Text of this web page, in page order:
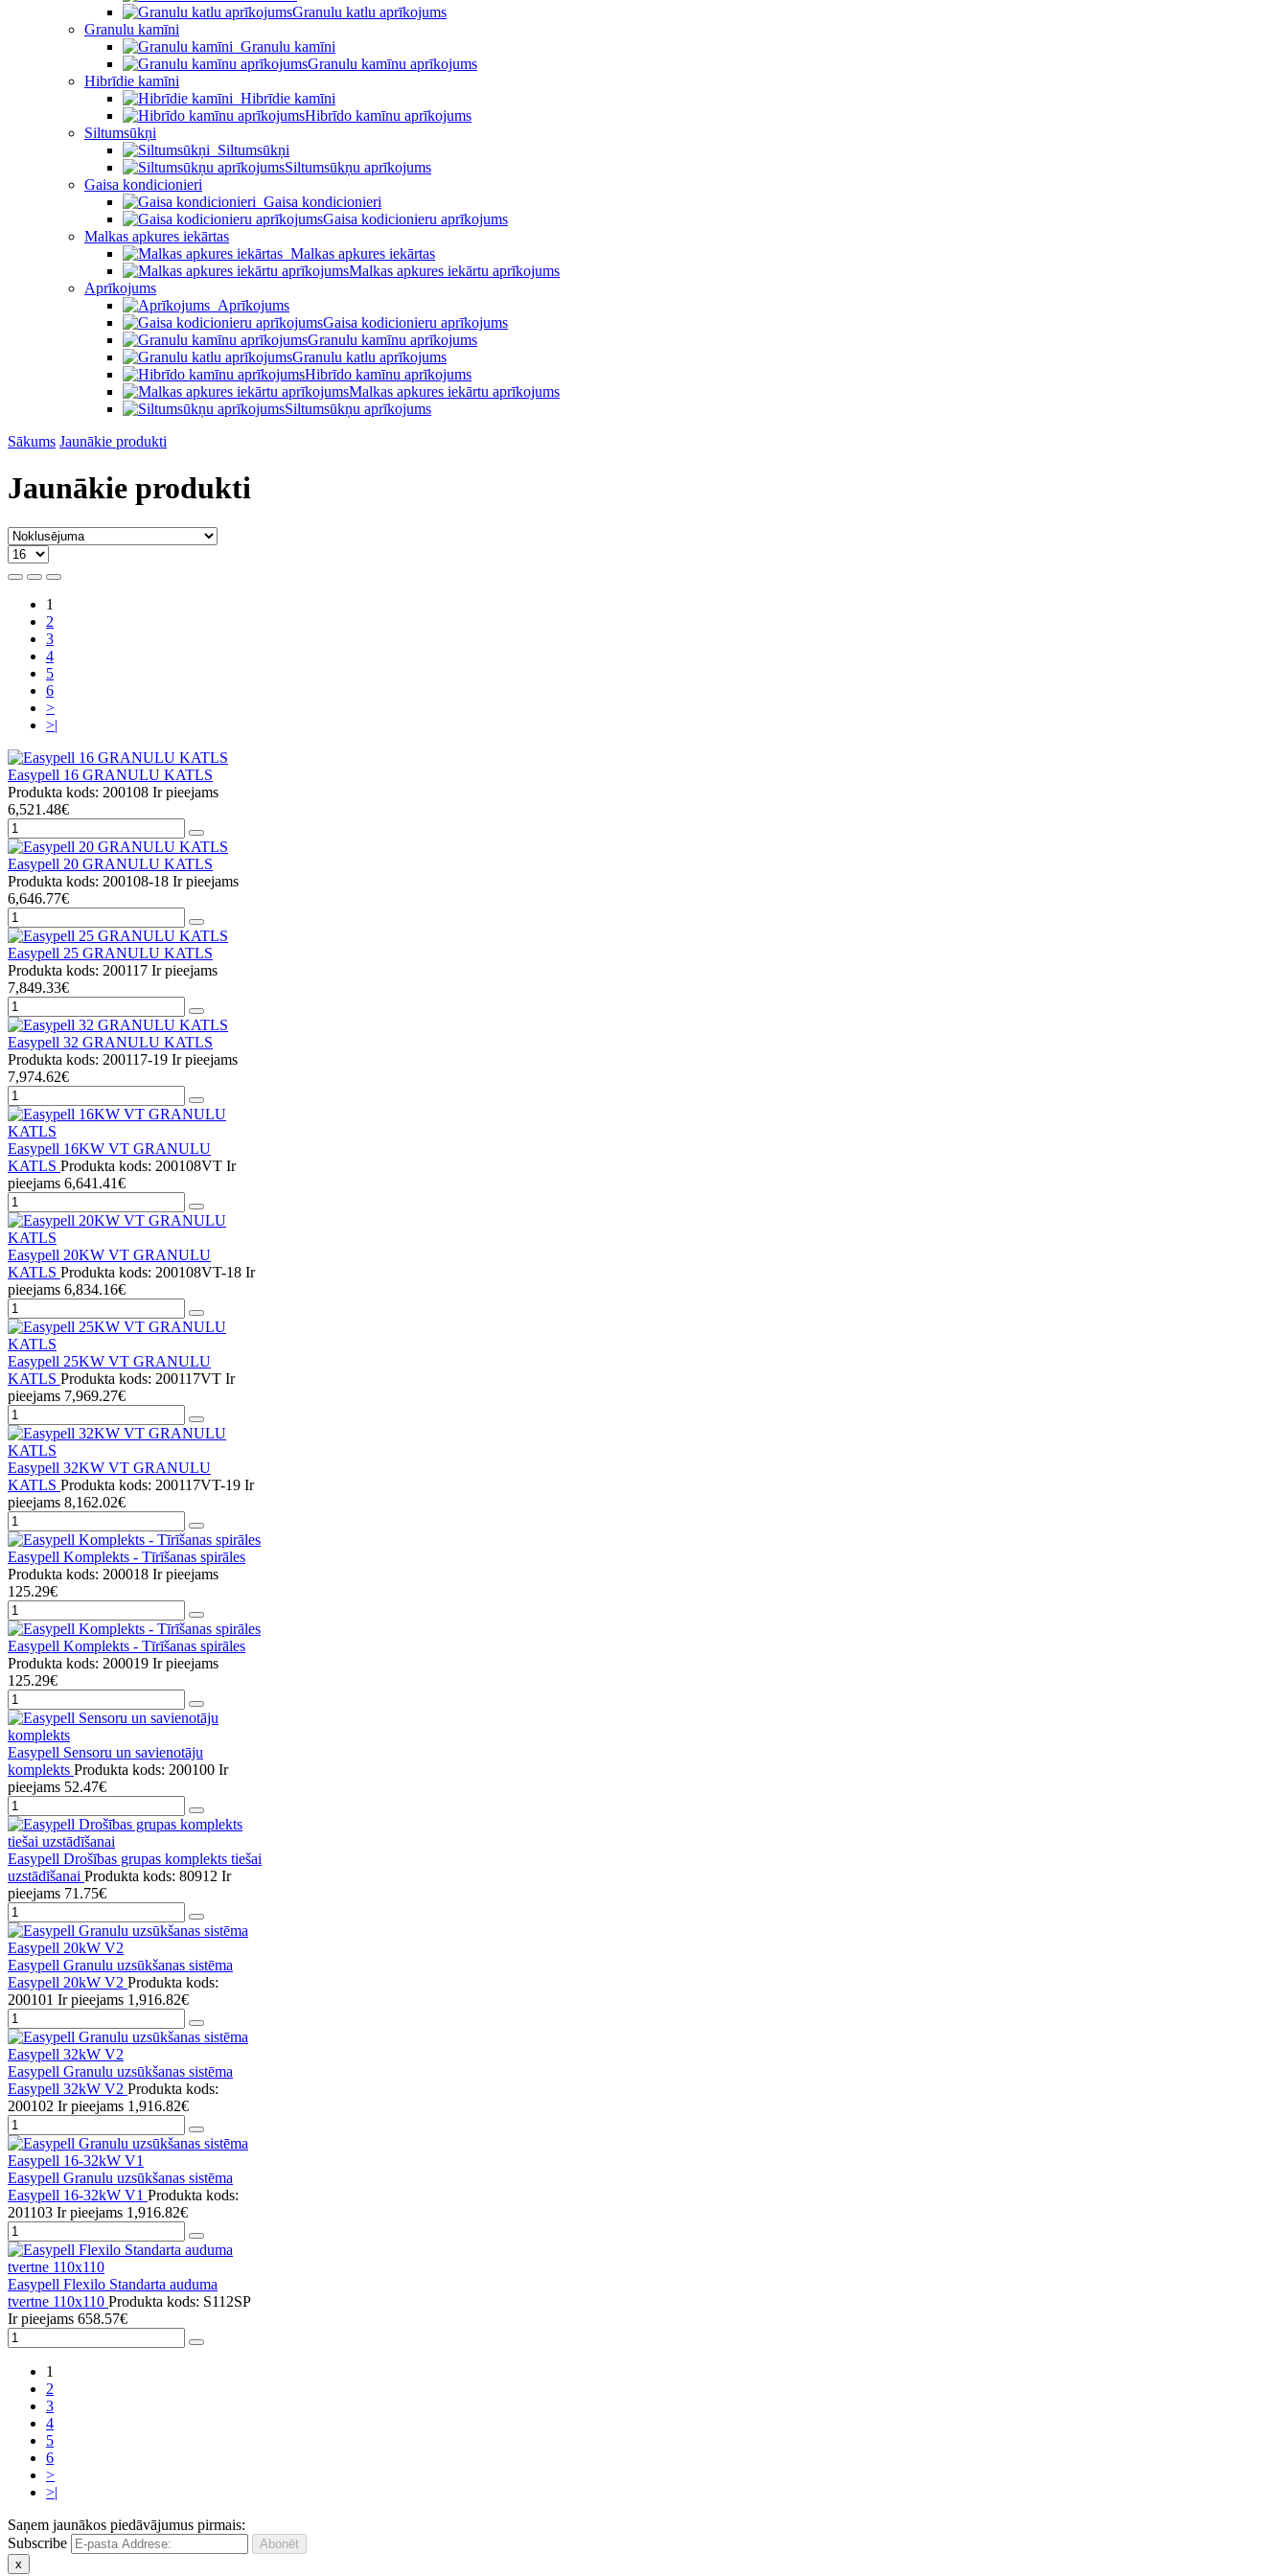
Granulu katlu aprīkojums
Granulu kamīni
Granulu kamīni
Granulu kamīnu aprīkojums
Hibrīdie kamīni
Hibrīdie kamīni
Hibrīdo kamīnu aprīkojums
Siltumsūkņi
Siltumsūkņi
Siltumsūkņu aprīkojums
Gaisa kondicionieri
Gaisa kondicionieri
Gaisa kodicionieru aprīkojums
Malkas apkures iekārtas
Malkas apkures iekārtas
Malkas apkures iekārtu aprīkojums
Aprīkojums
Aprīkojums
Gaisa kodicionieru aprīkojums
Granulu kamīnu aprīkojums
Granulu katlu aprīkojums
Hibrīdo kamīnu aprīkojums
Malkas apkures iekārtu aprīkojums
Siltumsūkņu aprīkojums
Sākums Jaunākie produkti
Jaunākie produkti
1
2
3
4
5
6
>
>|
Easypell 16 GRANULU KATLS
Produkta kods: 200108 Ir pieejams
6,521.48€
Easypell 20 GRANULU KATLS
Produkta kods: 200108-18 Ir pieejams
6,646.77€
Easypell 25 GRANULU KATLS
Produkta kods: 200117 Ir pieejams
7,849.33€
Easypell 32 GRANULU KATLS
Produkta kods: 200117-19 Ir pieejams
7,974.62€
Easypell 16KW VT GRANULU
KATLS Produkta kods: 200108VT Ir
pieejams 6,641.41€
Easypell 20KW VT GRANULU
KATLS Produkta kods: 200108VT-18 Ir
pieejams 6,834.16€
Easypell 25KW VT GRANULU
KATLS Produkta kods: 200117VT Ir
pieejams 7,969.27€
Easypell 32KW VT GRANULU
KATLS Produkta kods: 200117VT-19 Ir
pieejams 8,162.02€
Easypell Komplekts - Tīrīšanas spirāles
Produkta kods: 200018 Ir pieejams
125.29€
Easypell Komplekts - Tīrīšanas spirāles
Produkta kods: 200019 Ir pieejams
125.29€
Easypell Sensoru un savienotāju
komplekts Produkta kods: 200100 Ir
pieejams 52.47€
Easypell Drošības grupas komplekts tiešai
uzstādīšanai Produkta kods: 80912 Ir
pieejams 71.75€
Easypell Granulu uzsūkšanas sistēma
Easypell 20kW V2 Produkta kods:
200101 Ir pieejams 1,916.82€
Easypell Granulu uzsūkšanas sistēma
Easypell 32kW V2 Produkta kods:
200102 Ir pieejams 1,916.82€
Easypell Granulu uzsūkšanas sistēma
Easypell 16-32kW V1 Produkta kods:
201103 Ir pieejams 1,916.82€
Easypell Flexilo Standarta auduma
tvertne 110x110 Produkta kods: S112SP
Ir pieejams 658.57€
1
2
3
4
5
6
>
>|
Saņem jaunākos piedāvājumus pirmais:
Subscribe
x